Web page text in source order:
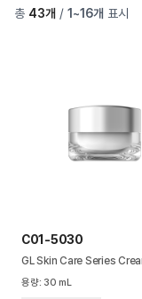
인증 및 지식재산권
주요고객사
Product
Eco Friendly
지속가능성 보고 및
총 43개 / 1 ~16개 표시
C01-5030
GL Skin Care Series
용량: 30 mL